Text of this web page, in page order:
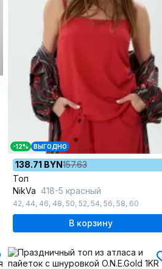
-12% ВЫГОДНО
138.71 BYN157.63
Топ
NikVa 418-5 красный
42, 44, 46, 48, 50, 52, 54, 56, 58, 60
В корзину